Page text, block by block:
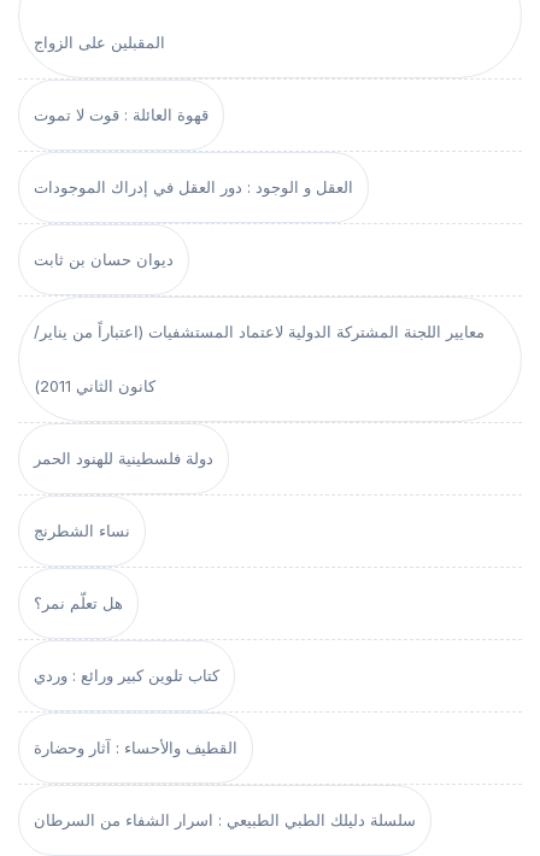
المقبلين على الزواج
قهوة العائلة : قوت لا تموت
العقل و الوجود : دور العقل في إدراك الموجودات
ديوان حسان بن ثابت
معايير اللجنة المشتركة الدولية لاعتماد المستشفيات (اعتباراً من يناير/
كانون الثاني 2011)
دولة فلسطينية للهنود الحمر
نساء الشطرنج
هل تعلّم نمر؟
كتاب تلوين كبير ورائع : وردي
القطيف والأحساء : آثار وحضارة
سلسلة دليلك الطبي الطبيعي : اسرار الشفاء من السرطان